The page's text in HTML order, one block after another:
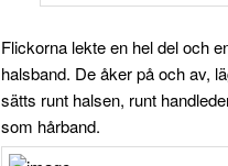
Flickorna lekte en hel del och
halsband. De åker på och av,
sätts runt halsen, runt
som hårband.